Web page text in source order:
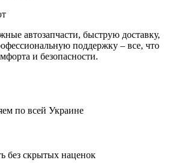
автозапчасти, быструю доставку,
поддержку – все, что
и безопасности.
по всей Украине
без скрытых наценок